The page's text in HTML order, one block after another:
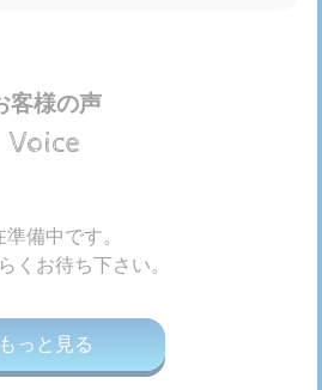
客様の声
Voice
準備中です。
くお待ち下さい。
もっと見る